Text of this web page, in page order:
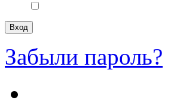
Забыли пароль?